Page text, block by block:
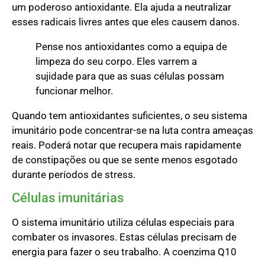
um poderoso antioxidante. Ela ajuda a neutralizar
esses radicais livres antes que eles causem danos.
Pense nos antioxidantes como a equipa de
limpeza do seu corpo. Eles varrem a
sujidade para que as suas células possam
funcionar melhor.
Quando tem antioxidantes suficientes, o seu sistema
imunitário pode concentrar-se na luta contra ameaças
reais. Poderá notar que recupera mais rapidamente
de constipações ou que se sente menos esgotado
durante períodos de stress.
Células imunitárias
O sistema imunitário utiliza células especiais para
combater os invasores. Estas células precisam de
energia para fazer o seu trabalho. A coenzima Q10